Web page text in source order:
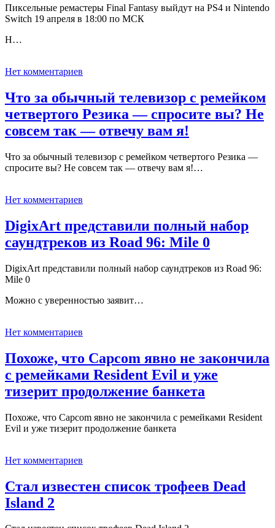
Пиксельные ремастеры Final Fantasy выйдут на PS4 и Nintendo
Switch 19 апреля в 18:00 по МСК
Н…
Нет комментариев
Что за обычный телевизор с ремейком
четвертого Резика — спросите вы? Не
совсем так — отвечу вам я!
Что за обычный телевизор с ремейком четвертого Резика —
спросите вы? Не совсем так — отвечу вам я!…
Нет комментариев
DigixArt представили полный набор
саундтреков из Road 96: Mile 0
DigixArt представили полный набор саундтреков из Road 96:
Mile 0
Можно с уверенностью заявит…
Нет комментариев
Похоже, что Capcom явно не закончила
с ремейками Resident Evil и уже
тизерит продолжение банкета
Похоже, что Capcom явно не закончила с ремейками Resident
Evil и уже тизерит продолжение банкета
Нет комментариев
Стал известен список трофеев Dead
Island 2